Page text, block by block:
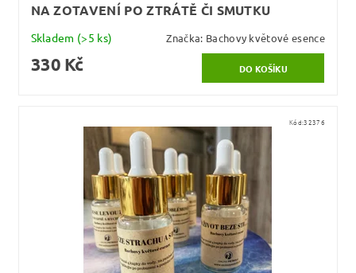
NA ZOTAVENÍ PO ZTRÁTĚ ČI SMUTKU
Skladem (>5 ks) Značka: Bachovy květové esence
330 Kč
Kód:32376